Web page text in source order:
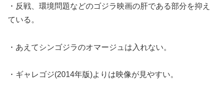
・反戦、環境問題などのゴジラ映画の肝である部分を抑え
ている。
・あえてシンゴジラのオマージュは入れない。
・ギャレゴジ(2014年版)よりは映像が見やすい。